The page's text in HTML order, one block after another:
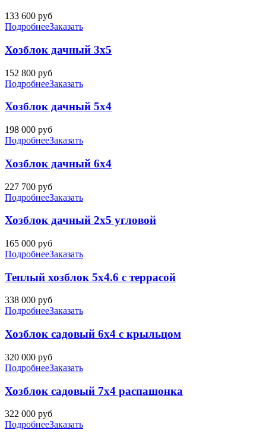
133 600 руб
ПодробнееЗаказать
Хозблок дачный 3х5
152 800 руб
ПодробнееЗаказать
Хозблок дачный 5х4
198 000 руб
ПодробнееЗаказать
Хозблок дачный 6х4
227 700 руб
ПодробнееЗаказать
Хозблок дачный 2х5 угловой
165 000 руб
ПодробнееЗаказать
Теплый хозблок 5х4.6 с террасой
338 000 руб
ПодробнееЗаказать
Хозблок садовый 6х4 с крыльцом
320 000 руб
ПодробнееЗаказать
Хозблок садовый 7х4 распашонка
322 000 руб
ПодробнееЗаказать